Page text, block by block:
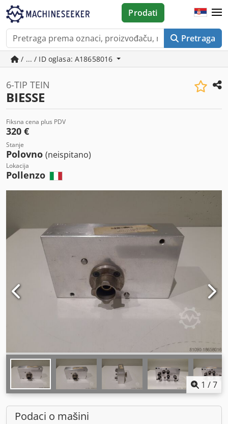
Pretraga
Prodati
/ ... / ID oglasa: A18658016
6-TIP TEIN
BIESSE
Fiksna cena plus PDV
320 €
Stanje
Polovno (neispitano)
Lokacija
Pollenzo
1 /7
Podaci o mašini